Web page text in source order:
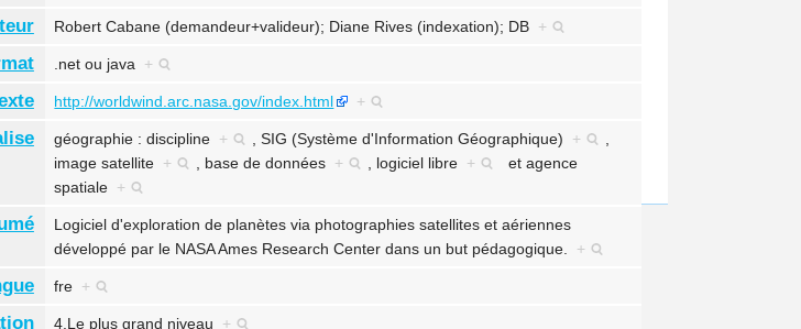
Robert Cabane (demandeur+valideur); Diane Rives (indexation); DB +
.net ou java +
http://worldwind.arc.nasa.gov/index.html +
géographie : discipline + ,SIG (Système d'Information Géographique) +
image satellite + base de données + logiciel libre + etagence
spatiale +
Logiciel d'exploration de planètes via photographies satellites et aériennes
développé par le NASA Ames Research Center dans un but pédagogique. +
fre +
4.Le plus grand niveau +